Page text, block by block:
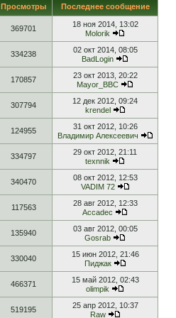
Просмотры Последнее сообщение
369701
18 ноя 2014, 13:02
Molorik
334238
02 окт 2014, 08:05
BadLogin
170857
23 окт 2013, 20:22
Mayor_BBC
307794
12 дек 2012, 09:24
krendel
124955
31 окт 2012, 10:26
Владимир Алексеевич
334797
29 окт 2012, 21:11
texnnik
340470
08 окт 2012, 12:53
VADIM 72
117563
28 авг 2012, 12:33
Accadec
135940
03 авг 2012, 00:05
Gosrab
330040
15 июн 2012, 21:46
Пиджак
466371
15 май 2012, 02:43
olimpik
519195
25 апр 2012, 10:37
Raw